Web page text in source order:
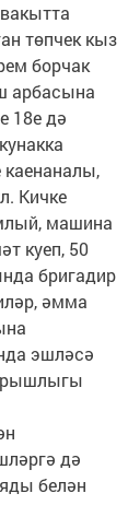
төпчек кыз
борчак
арбасына
18е дә
каенаналы,
Кичке
машина
куеп, 50
бригадир
әмма
эшләсә
дә
белән